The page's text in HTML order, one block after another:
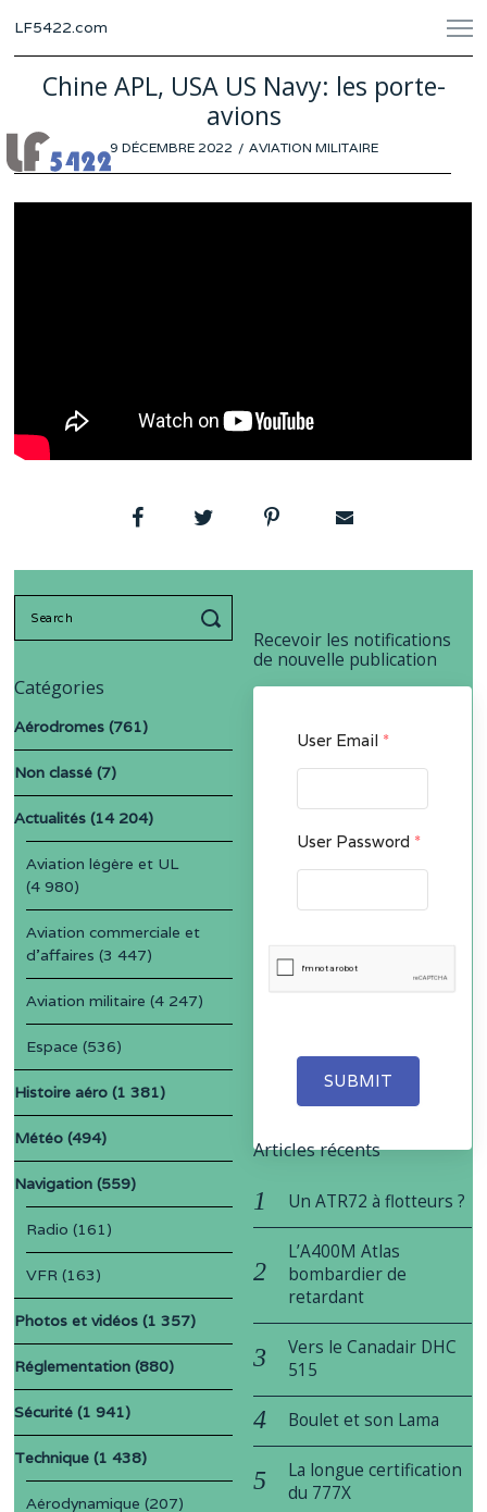
LF5422.com
Chine APL, USA US Navy: les porte-
avions
POSTED
ON
9 DÉCEMBRE 2022 3 AVIATION MILITAIRE
Recevoir les notifications
de nouvelle publication
User Email *
User Password *
SUBMIT
Catégories
Aérodromes (761)
Non classé (7)
Actualités (14 204)
Aviation légère et UL
(4 980)
Aviation commerciale et
d'affaires (3 447)
Aviation militaire (4 247)
Espace (536)
Histoire aéro (1 381)
Météo (494)
Navigation (559)
Radio (161)
VFR (163)
Photos et vidéos (1 357)
Réglementation (880)
Sécurité (1 941)
Technique (1 438)
Aérodynamique (207)
Articles récents
Un ATR72 à flotteurs ?
L’A400M Atlas
bombardier de
retardant
Vers le Canadair DHC
515
Boulet et son Lama
La longue certification
du 777X